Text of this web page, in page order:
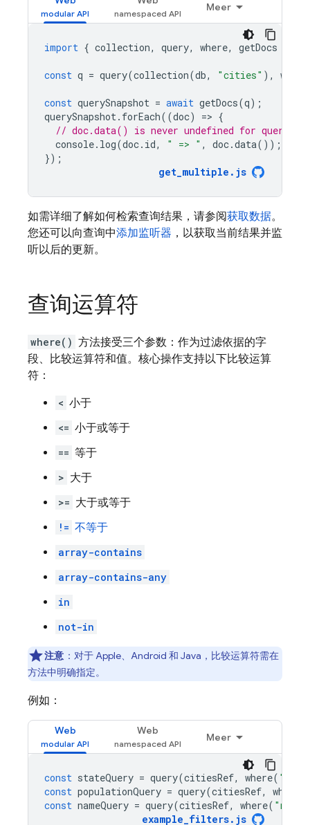
Meer
import { collection, query, where, getDocs
const q = query(collection(db, "cities" ), where
const querySnapshot = await getDocs(q);
querySnapshot. forEach((doc) => {
// doc.data() is never undefined for query doc
console. log(doc. id, " => " , doc.data());
});
get_multiple . js
如需详细了解如何检索查询结果，请参阅获取数据。
您还可以向查询中添加监听器 ，以获取当前结果并监
听以后的更新。
查询运算符
where() 方法接受三个参数：作为过滤依据的字
段、比较运算符和值。核心操作支持以下比较运算
符：
< 小于
<= 小于或等于
== 等于
> 大于
>= 大于或等于
!= 不等于
array-contains
array-contains-any
in
not-in
注意 ：对于 Apple、Android 和 Java，比较运算符需在
方法中明确指定。
例如：
Web Web
Meer
const stateQuery = query(citiesRef, where(
const populationQuery = query(citiesRef, where
const nameQuery = query(citiesRef, where( "name"
example_filters. js